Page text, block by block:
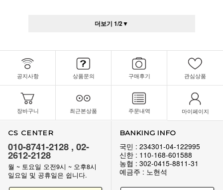
더보기 1/2▼
공지사항 상품문의 구매후기 관심상품
장바구니 최근본상품 주문내역 마이페이지
CS CENTER
010-8741-2128 , 02-
2612-2128
월 ~ 토요일 오전9시 ~ 오후8시
일요일 및 공휴일은 쉽니다.
BANKING INFO
국민 : 234301-04-122995
신한 : 110-168-601588
농협 : 302-0415-8811-31
예금주 : 노현석